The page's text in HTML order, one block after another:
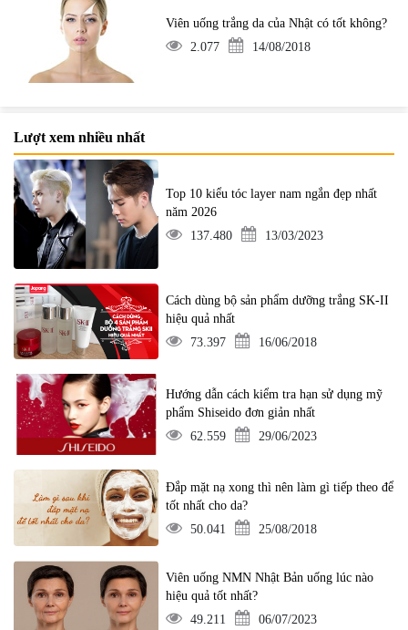
Viên uống trắng da của Nhật có tốt không?
2.077
14/08/2018
Lượt xem nhiều nhất
Top 10 kiểu tóc layer nam ngắn đẹp nhất
năm 2026
137.480
13/03/2023
Cách dùng bộ sản phẩm dưỡng trắng SK-II
hiệu quả nhất
73.397
16/06/2018
Hướng dẫn cách kiểm tra hạn sử dụng mỹ
phẩm Shiseido đơn giản nhất
62.559
29/06/2023
Đắp mặt nạ xong thì nên làm gì tiếp theo để
tốt nhất cho da?
50.041
25/08/2018
Viên uống NMN Nhật Bản uống lúc nào
hiệu quả tốt nhất?
49.211
06/07/2023